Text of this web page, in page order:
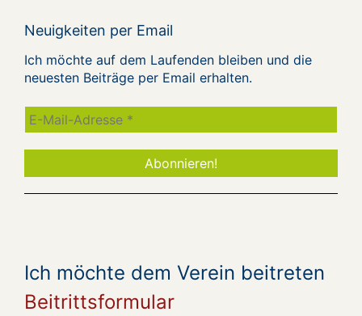
Neuigkeiten per Email
Ich möchte auf dem Laufenden bleiben und die
neuesten Beiträge per Email erhalten.
Ich möchte dem Verein beitreten
Beitrittsformular